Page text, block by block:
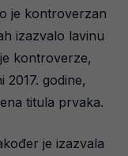
je kontroverzan
izazvalo lavinu
kontroverze,
2017. godine,
titula prvaka.
je izazvala